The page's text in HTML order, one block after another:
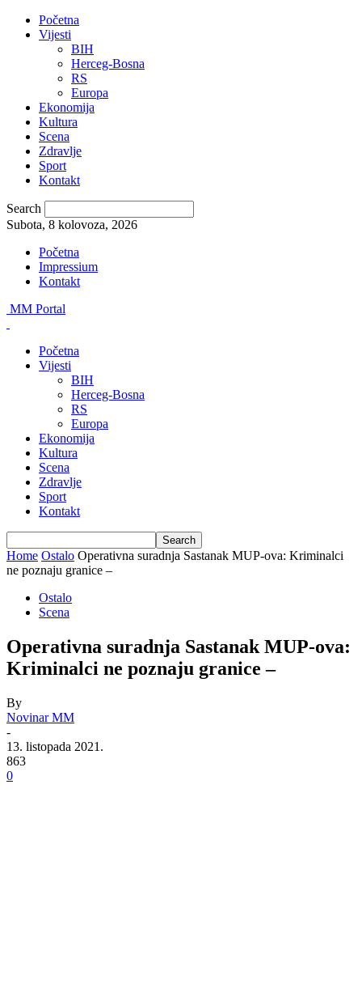
Početna
Vijesti
BIH
Herceg-Bosna
RS
Europa
Ekonomija
Kultura
Scena
Zdravlje
Sport
Kontakt
Search
Subota, 8 kolovoza, 2026
Početna
Impressium
Kontakt
MM Portal
Početna
Vijesti
BIH
Herceg-Bosna
RS
Europa
Ekonomija
Kultura
Scena
Zdravlje
Sport
Kontakt
Home Ostalo Operativna suradnja Sastanak MUP-ova: Kriminalci
ne poznaju granice –
Ostalo
Scena
Operativna suradnja Sastanak MUP-ova:
Kriminalci ne poznaju granice –
By
Novinar MM
-
13. listopada 2021.
863
0